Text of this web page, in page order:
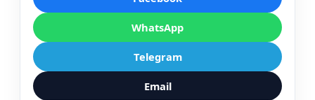
WhatsApp
Telegram
Email